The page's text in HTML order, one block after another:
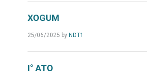
XOGUM
25/06/2025 by NDT1
I° ATO